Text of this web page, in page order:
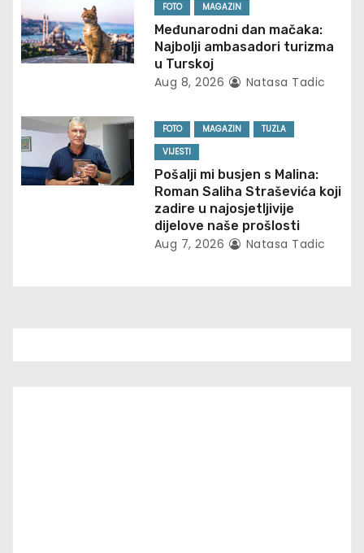
a
t
o
n
FOTO MAGAZIN
Međunarodni dan mačaka:
Najbolji ambasadori turizma
u Turskoj
Aug 8, 2026 Natasa Tadic
FOTO MAGAZIN
TUZLA
VIJESTI
Pošalji mi busjen s Malina:
Roman Saliha Straševića koji
zadire u najosjetljivije
dijelove naše prošlosti
Aug 7, 2026 Natasa Tadic